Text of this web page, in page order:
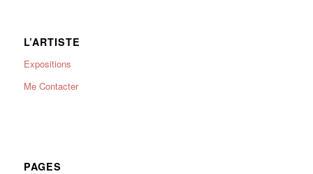
L’ARTISTE
Expositions
Me Contacter
PAGES